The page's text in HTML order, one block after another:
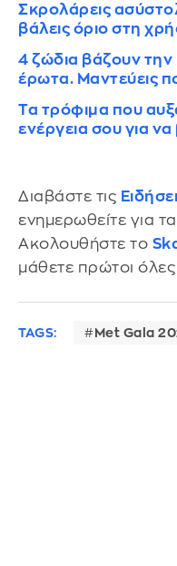
Σκρολάρεις
βάλεις όριο στη
4 ζώδια βάζουν
έρωτα. Μαντεύεις
Τα τρόφιμα που
ενέργεια σου για
Διαβάστε τις
ενημερωθείτε για
Ακολουθήστε το
μάθετε πρώτοι όλες
TAGS: Met Gala